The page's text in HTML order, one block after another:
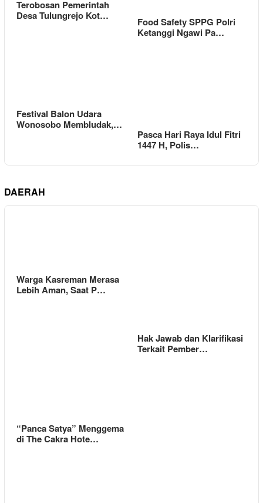
Terobosan Pemerintah
Desa Tulungrejo Kot…
Food Safety SPPG Polri
Ketanggi Ngawi Pa…
Festival Balon Udara
Wonosobo Membludak,…
Pasca Hari Raya Idul Fitri
1447 H, Polis…
DAERAH
Warga Kasreman Merasa
Lebih Aman, Saat P…
Hak Jawab dan Klarifikasi
Terkait Pember…
“Panca Satya” Menggema
di The Cakra Hote…